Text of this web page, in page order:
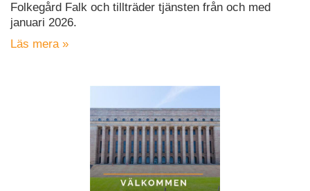
Folkegård Falk och tillträder tjänsten från och med
januari 2026.
Läs mera »